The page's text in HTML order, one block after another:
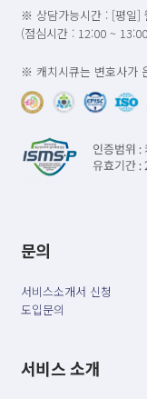
※ 상담가능시간 : [평일]
(점심시간 : 12:00 ~
※ 캐치시큐는 변호사가
문의
서비스소개서 신청
도입문의
서비스 소개